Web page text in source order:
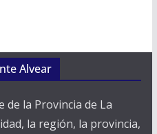
Alvear
la Provincia de La
la región, la provincia,